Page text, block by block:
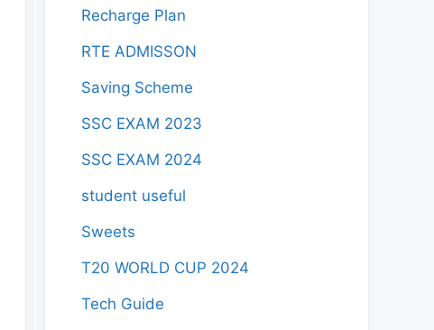
Recharge Plan
RTE ADMISSON
Saving Scheme
SSC EXAM 2023
SSC EXAM 2024
student useful
Sweets
T20 WORLD CUP 2024
Tech Guide